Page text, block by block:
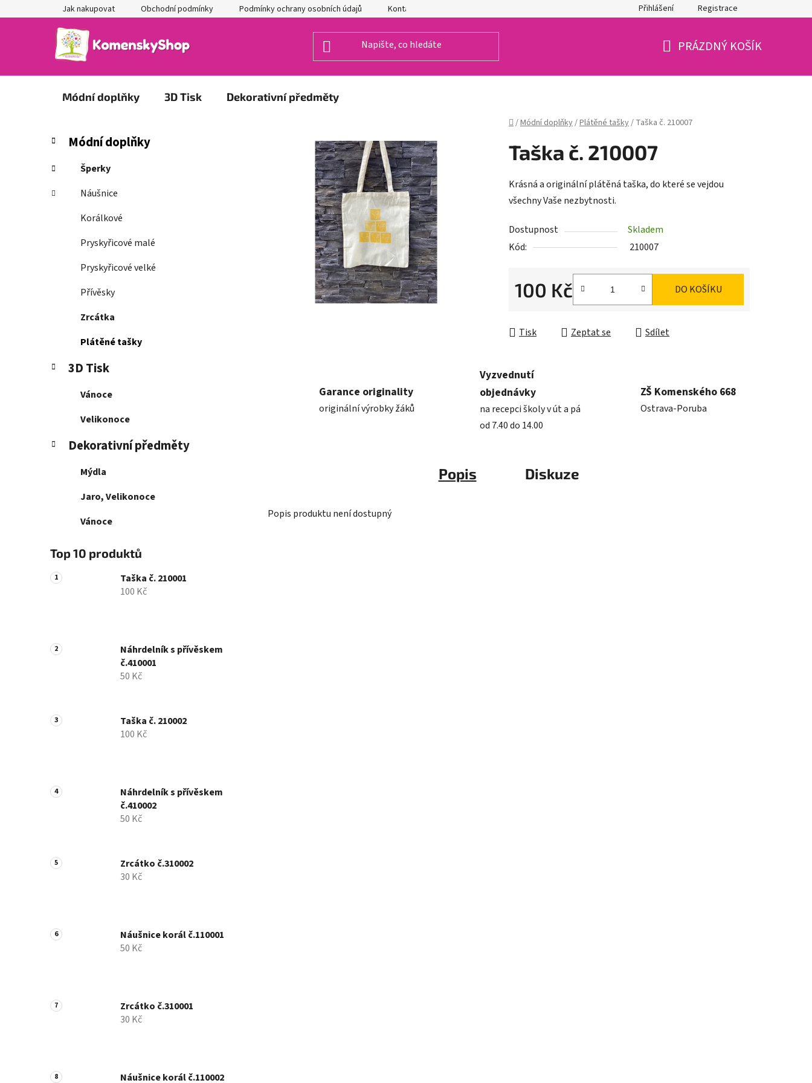
na
Jak nakupovat Obchodní podmínky Podmínky ochrany osobních údajů Kontakty Přihlášení Registrace
PRÁZDNÝ KOŠÍK
Módní doplňky 3D Tisk Dekorativní předměty
Domů
/Módní doplňky/Plátěné tašky/ Taška č. 210007
P
s
r
Přeskočit
kategorie
K
a
e
g
Módní doplňky
Šperky
Náušnice
Korálkové
Pryskyřicové malé
Pryskyřicové velké
Přívěsky
Zrcátka
Plátěné tašky
3D Tisk
Vánoce
Velikonoce
Dekorativní předměty
Mýdla
Jaro, Velikonoce
Vánoce
Top 10 produktů
Taška č. 210001
100 Kč
Náhrdelník s přívěskem
č.410001
50 Kč
Taška č. 210002
100 Kč
Náhrdelník s přívěskem
č.410002
50 Kč
Zrcátko č.310002
30 Kč
Náušnice korál č.110001
50 Kč
Zrcátko č.310001
30 Kč
Náušnice korál č.110002
Taška č. 210007
Krásná a originální plátěná taška, do které se vejdou
všechny Vaše nezbytnosti.
Dostupnost
Skladem
Kód:
210007
100 Kč DO KOŠÍKU
Tisk Zeptat se Sdílet
Garance originality
originální výrobky žáků
Vyzvednutí
objednávky
na recepci školy v út a pá
od 7.40 do 14.00
ZŠ Komenského 668
Ostrava-Poruba
Popis Diskuze
Popis produktu není dostupný